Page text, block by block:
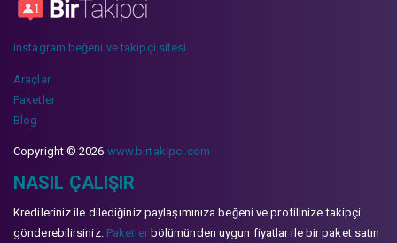
instagram beğeni ve takipçi sitesi
Araçlar
Paketler
Blog
Copyright © 2026 www.birtakipci.com
NASIL ÇALIŞIR
Kredileriniz ile dilediğiniz paylaşımınıza beğeni ve profilinize takipçi
gönderebilirsiniz. Paketlerbölümünden uygun fiyatlar ile bir paket satın